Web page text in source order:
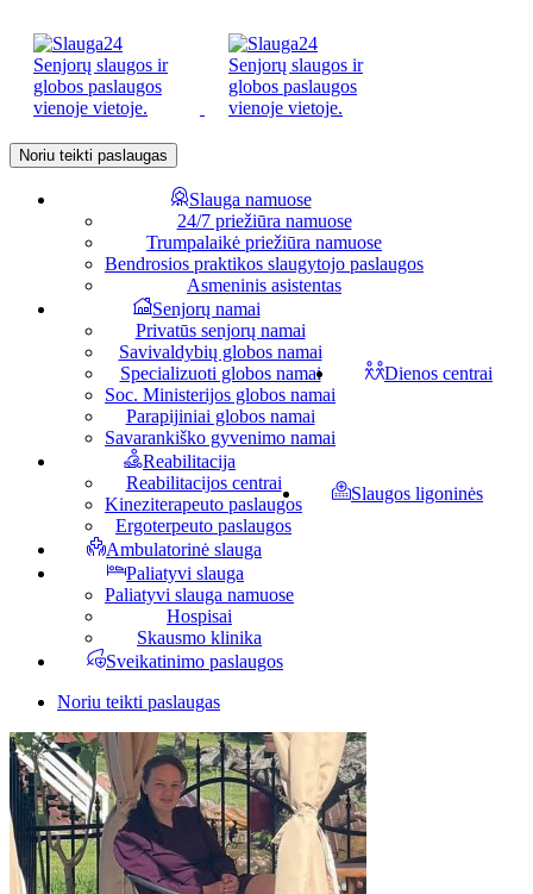
Noriu teikti paslaugas
Slauga namuose
24/7 priežiūra namuose
Trumpalaikė priežiūra namuose
Bendrosios praktikos slaugytojo paslaugos
Asmeninis asistentas
Senjorų namai
Privatūs senjorų namai
Savivaldybių globos namai
Specializuoti globos namai
Soc. Ministerijos globos namai
Parapijiniai globos namai
Savarankiško gyvenimo namai
Dienos centrai
Reabilitacija
Reabilitacijos centrai
Kineziterapeuto paslaugos
Ergoterpeuto paslaugos
Slaugos ligoninės
Ambulatorinė slauga
Paliatyvi slauga
Paliatyvi slauga namuose
Hospisai
Skausmo klinika
Sveikatinimo paslaugos
Noriu teikti paslaugas